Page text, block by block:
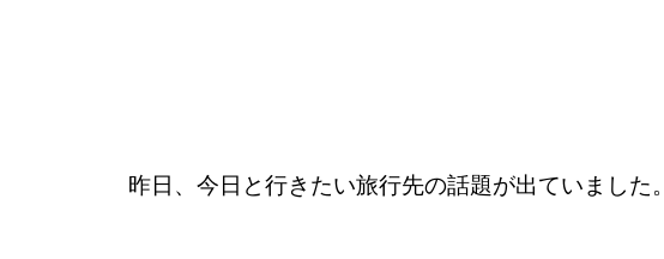
昨日、今日と行きたい旅行先の話題が出ていました。